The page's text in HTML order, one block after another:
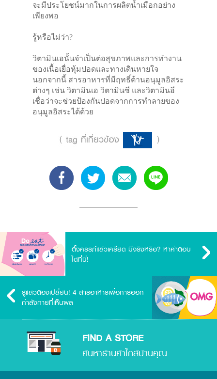
จะมีประโยชน์มากในการผลิตน้ำเมือกอย่าง
เพียงพอ
รู้หรือไม่ว่า?
วิตามินเอนั้นจำเป็นต่อสุขภาพและการทำงาน
ของเนื้อเยื่อหุ้มปอดและทางเดินหายใจ
นอกจากนี้ สารอาหารที่มีฤทธิ์ต้านอนุมูลอิสระ
ต่างๆ เช่น วิตามินเอ วิตามินซี และวิตามินอี
เชื่อว่าจะช่วยป้องกันปอดจากการทำลายของ
อนุมูลอิสระได้ด้วย
ตั้งครรภ์แล้วเครียด มีจริงหรือ? หาคำตอบ
ได้ที่นี่!
รู้แล้วต้องเปลี่ยน! 4 สารอาหารเพื่อการออก
กำลังกายที่เห็นผล
FIND A STORE
ค้นหาร้านค้าใกล้บ้านคุณ